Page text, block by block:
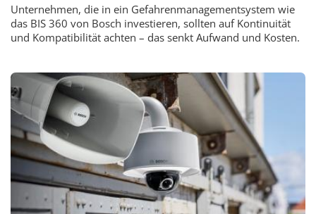
Unternehmen, die in ein Gefahren­managementsystem wie
das BIS 360 von Bosch investieren, sollten auf Kontinuität
und Kompatibilität achten – das senkt Aufwand und Kosten.